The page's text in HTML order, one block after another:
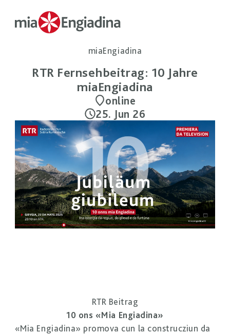
miaEngiadina
RTR Fernsehbeitrag: 10 Jahre
miaEngiadina
online
25. Jun 26
RTR Beitrag
10 ons «Mia Engiadina»
«Mia Engiadina» promova cun la construcziun da